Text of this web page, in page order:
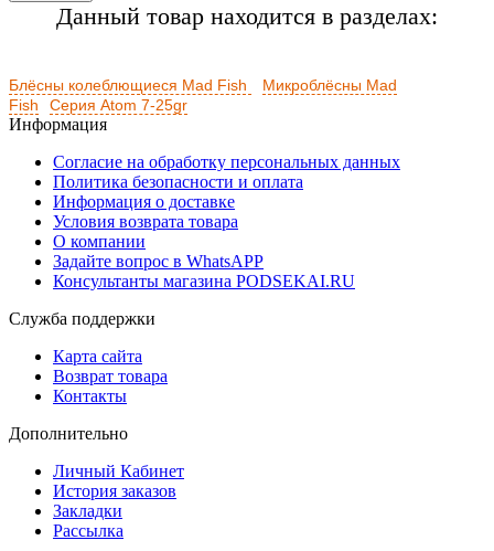
Данный товар находится в разделах:
Блёсны колеблющиеся Mad Fish
Микроблёсны Mad
Fish
Серия Atom 7-25gr
Информация
Согласие на обработку персональных данных
Политика безопасности и оплата
Информация о доставке
Условия возврата товара
О компании
Задайте вопрос в WhatsAPP
Консультанты магазина PODSEKAI.RU
Служба поддержки
Карта сайта
Возврат товара
Контакты
Дополнительно
Личный Кабинет
История заказов
Закладки
Рассылка